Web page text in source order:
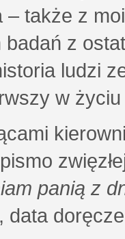
także z
z
ludzi
w
panią z